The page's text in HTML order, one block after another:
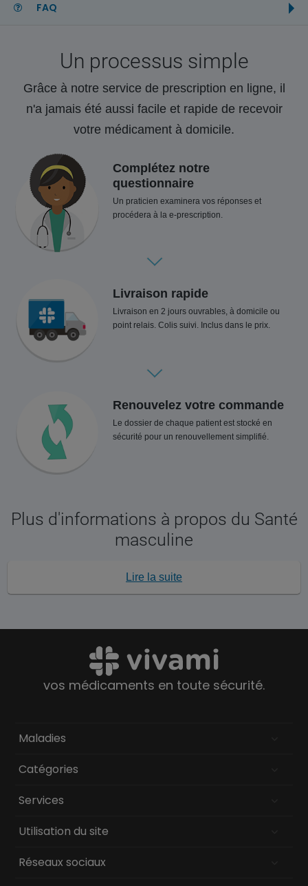
FAQ
Un processus simple
Grâce à notre service de prescription en ligne, il
n'a jamais été aussi facile et rapide de recevoir
votre médicament à domicile.
Complétez notre
questionnaire
Un praticien examinera vos réponses et
procédera à la e-prescription.
Livraison rapide
Livraison en 2 jours ouvrables, à domicile ou
point relais. Colis suivi. Inclus dans le prix.
Renouvelez votre commande
Le dossier de chaque patient est stocké en
sécurité pour un renouvellement simplifié.
Plus d'informations à propos du Santé
masculine
Lire la suite
vos médicaments en toute sécurité.
Maladies
Catégories
Services
Utilisation du site
Réseaux sociaux